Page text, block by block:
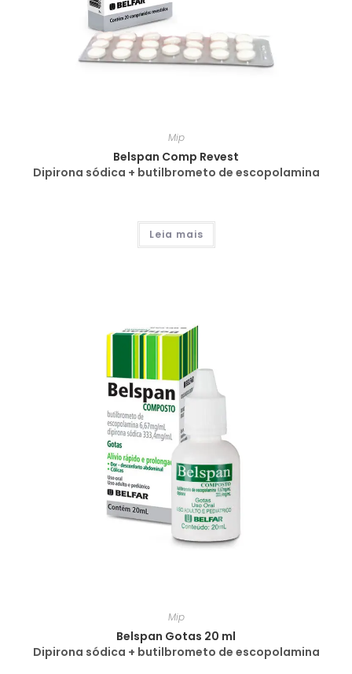
Mip
Belspan Comp Revest
Dipirona sódica + butilbrometo de escopolamina
Leia mais
Mip
Belspan Gotas 20 ml
Dipirona sódica + butilbrometo de escopolamina